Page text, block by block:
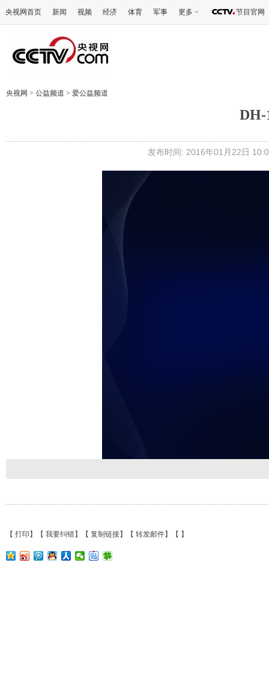
央视网首页 新闻 视频 经济 体育 军事 更多 节目官网
央视网 > 公益频道 > 爱公益频道
DH-
发布时间: 2016年01月22日
【 打印 】【 我要纠错】【 复制链接】【 转发邮件】【 】